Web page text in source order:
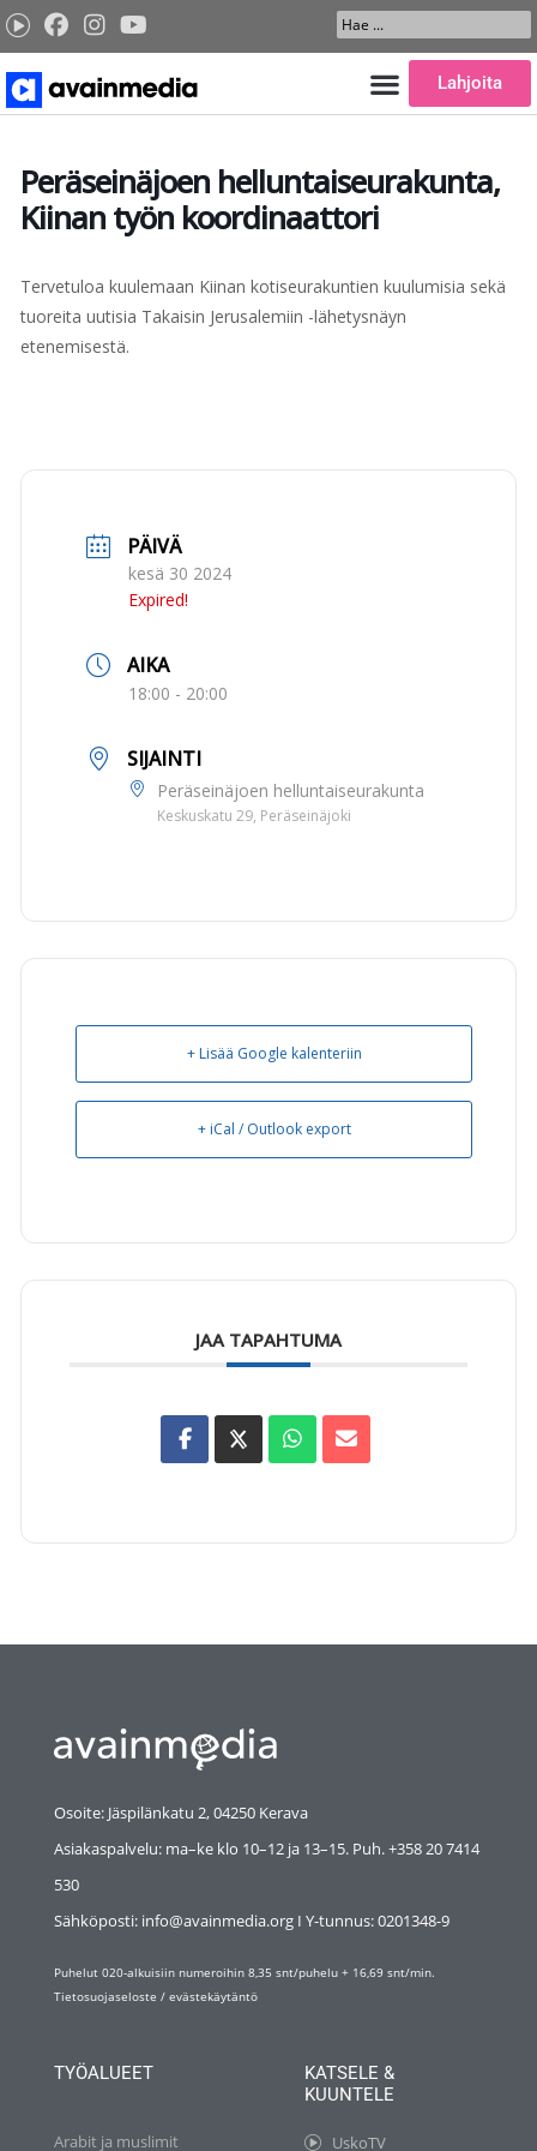
Siirry
sisältöön
Search
...
Lahjoita
Peräseinäjoen helluntaiseurakunta,
Kiinan työn koordinaattori
Tervetuloa kuulemaan Kiinan kotiseurakuntien kuulumisia sekä
tuoreita uutisia Takaisin Jerusalemiin -lähetysnäyn
etenemisestä.
PÄIVÄ
kesä 30 2024
Expired!
AIKA
18:00 - 20:00
SIJAINTI
Peräseinäjoen helluntaiseurakunta
Keskuskatu 29, Peräseinäjoki
+ Lisää Google kalenteriin
+ iCal / Outlook export
JAA TAPAHTUMA
Osoite: Jäspilänkatu 2, 04250 Kerava
Asiakaspalvelu: ma–ke klo 10–12 ja 13–15. Puh. +358 20 7414
530
Sähköposti: info@avainmedia.org I Y-tunnus:0201348-9
Puhelut 020-alkuisiin numeroihin 8,35 snt/puhelu + 16,69 snt/min.
Tietosuojaseloste / evästekäytäntö
TYÖALUEET
Arabit ja muslimit
KATSELE &
KUUNTELE
UskoTV